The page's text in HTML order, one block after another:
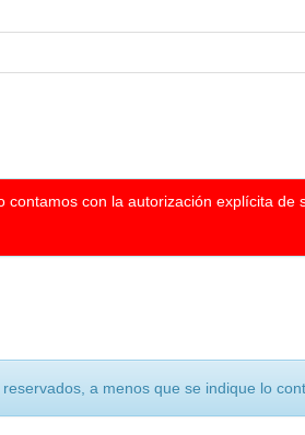
con la autorización explícita
a menos que se indique lo